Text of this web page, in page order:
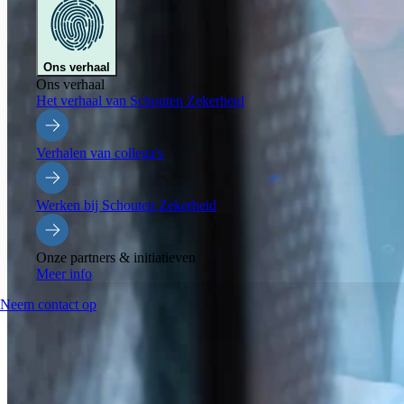
Ons verhaal
Ons verhaal
Het verhaal van Schouten Zekerheid
Verhalen van collega's
Werken bij Schouten Zekerheid
Onze partners & initiatieven
Meer info
Neem contact op